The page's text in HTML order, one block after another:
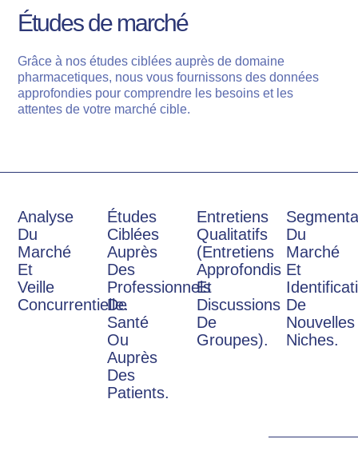
Études de marché
Grâce à nos études ciblées auprès de domaine
pharmacetiques, nous vous fournissons des données
approfondies pour comprendre les besoins et les
attentes de votre marché cible.
Analyse
Du
Marché
Et
Veille
Concurrentielle.
Études
Ciblées
Auprès
Des
Professionnels
De
Santé
Ou
Auprès
Des
Patients.
Entretiens
Qualitatifs
(entretiens
Approfondis
Et
Discussions
De
Groupes).
Du
Marché
Et
De
Nouvelles
Niches.